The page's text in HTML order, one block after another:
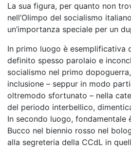
La sua figura, per quanto non
nell’Olimpo del socialismo
un’importanza speciale per un
In primo luogo è esemplificativa
definito spesso parolaio e
socialismo nel primo
inclusione – seppur in modo
oltremodo sfortunato – nella
del periodo interbellico,
In secondo luogo, fondamentale
Bucco nel biennio rosso nel
alla segreteria della CCdL in